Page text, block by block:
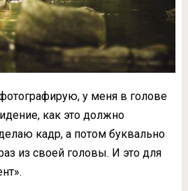
у меня в голове
как это должно
кадр, а потом буквально
из своей головы. И это для